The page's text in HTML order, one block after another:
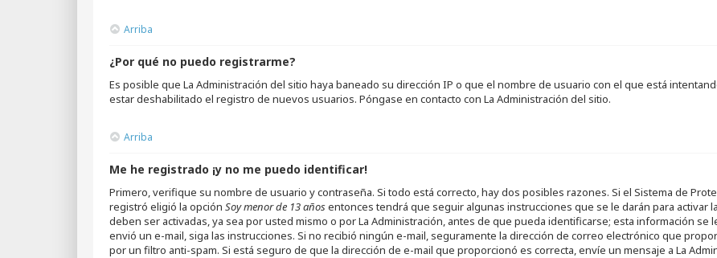
Arriba
¿Por qué no puedo registrarme?
Es posible que La Administración del sitio haya baneado su dirección IP o que el nombre de usuario con el que está
estar deshabilitado el registro de nuevos usuarios. Póngase en contacto con La Administración del sitio.
Arriba
Me he registrado ¡y no me puedo identificar!
Primero, verifique su nombre de usuario y contraseña. Si todo está correcto, hay dos posibles razones. Si el Sistema de
registró eligió la opción Soy menor de 13 añosentonces tendrá que seguir algunas instrucciones que se le darán para activar
deben ser activadas, ya sea por usted mismo o por La Administración, antes de que pueda identificarse; esta información se
envió un e-mail, siga las instrucciones. Si no recibió ningún e-mail, seguramente la dirección de correo electrónico que
por un filtro anti-spam. Si está seguro de que la dirección de e-mail que proporcionó es correcta, envíe un mensaje a La